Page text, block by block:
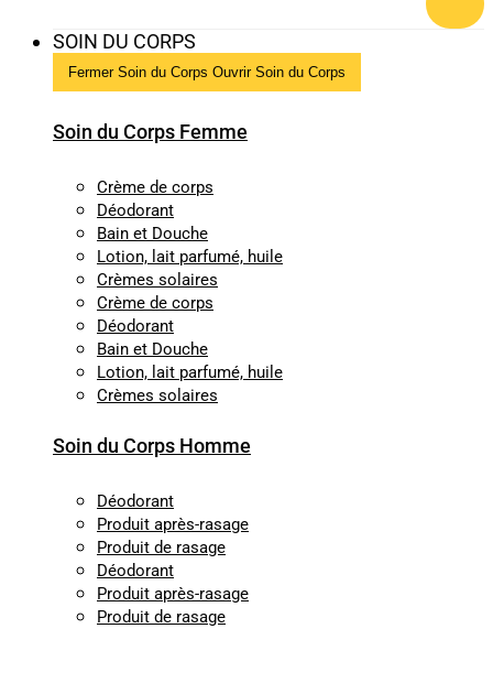
SOIN DU CORPS
Fermer Soin du Corps Ouvrir Soin du Corps
Soin du Corps Femme
Crème de corps
Déodorant
Bain et Douche
Lotion, lait parfumé, huile
Crèmes solaires
Crème de corps
Déodorant
Bain et Douche
Lotion, lait parfumé, huile
Crèmes solaires
Soin du Corps Homme
Déodorant
Produit après-rasage
Produit de rasage
Déodorant
Produit après-rasage
Produit de rasage